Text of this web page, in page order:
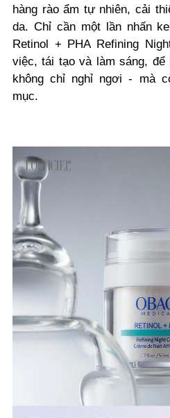
hàng rào ẩm tự nhiên, cải
da. Chỉ cần một lần nhấn
Retinol + PHA Refining
việc, tái tạo và làm sáng,
không chỉ nghỉ ngơi - mà
mục.